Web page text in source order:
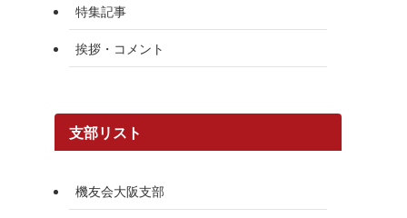
特集記事
挨拶・コメント
支部リスト
機友会大阪支部